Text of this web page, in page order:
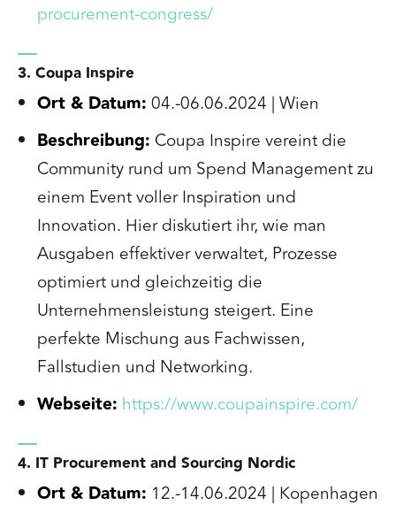
procurement-congress/
3. Coupa Inspire
Ort & Datum: 04.-06.06.2024 | Wien
Beschreibung: Coupa Inspire vereint die
Community rund um Spend Management zu
einem Event voller Inspiration und
Innovation. Hier diskutiert ihr, wie man
Ausgaben effektiver verwaltet, Prozesse
optimiert und gleichzeitig die
Unternehmensleistung steigert. Eine
perfekte Mischung aus Fachwissen,
Fallstudien und Networking.
Webseite: https://www.coupainspire.com/
4. IT Procurement and Sourcing Nordic
Ort & Datum: 12.-14.06.2024 | Kopenhagen